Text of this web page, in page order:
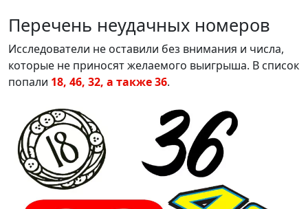
Перечень неудачных номеров
Исследователи не оставили без внимания и числа,
которые не приносят желаемого выигрыша. В список
попали 18, 46, 32, а также 36.